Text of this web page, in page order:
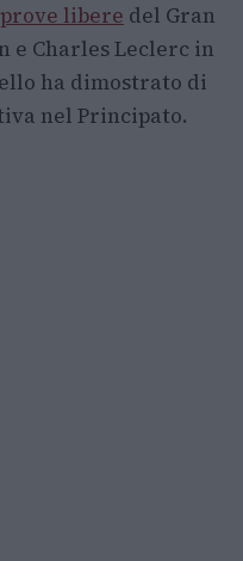
prove libere del Gran
e Charles Leclerc in
ha dimostrato di
nel Principato.